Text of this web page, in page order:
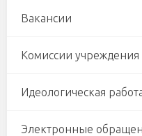
Вакансии
Комиссии учреждения
Идеологическая
Электронные